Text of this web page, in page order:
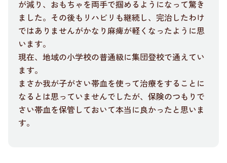
が減り、おもちゃを両手で掴めるようになって驚き
ました。その後もリハビリも継続し、完治したわけ
ではありませんがかなり麻痺が軽くなったように思
います。
現在、地域の小学校の普通級に集団登校で通えてい
ます。
まさか我が子がさい帯血を使って治療をすることに
なるとは思っていませんでしたが、保険のつもりで
さい帯血を保管しておいて本当に良かったと思いま
す。